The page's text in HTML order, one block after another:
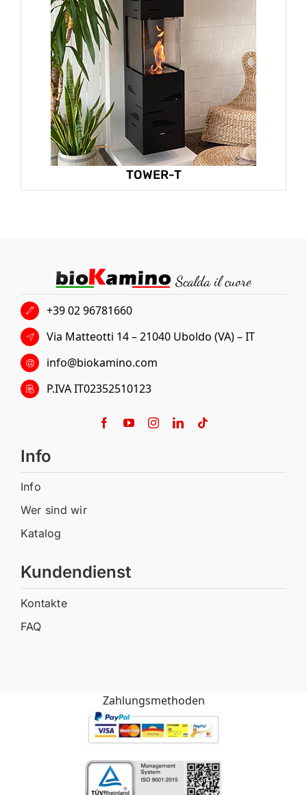
TOWER-T
+39 02 96781660
Via Matteotti 14 – 21040 Uboldo (VA) – IT
info@biokamino.com
P.IVA IT02352510123
Info
Info
Wer sind wir
Katalog
Kundendienst
Kontakte
FAQ
Zahlungsmethoden